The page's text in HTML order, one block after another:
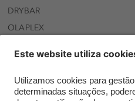
DRYBAR
OLAPLEX
ARMAF
Beauty of Joseon